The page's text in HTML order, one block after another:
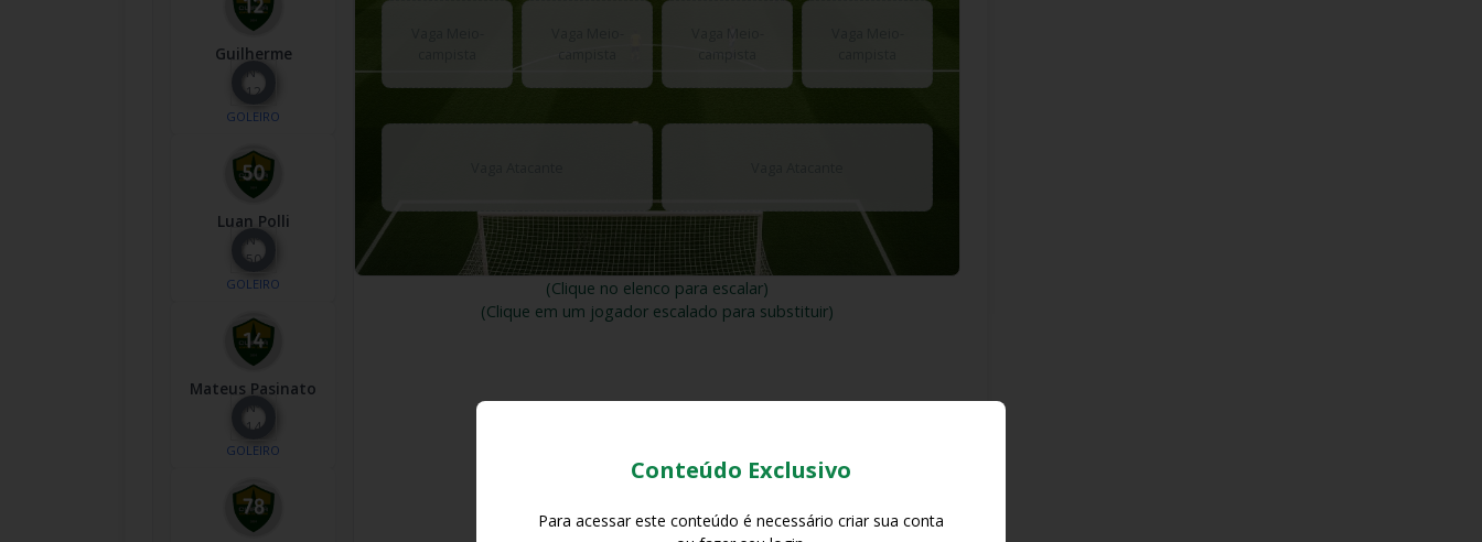
Guilherme
Nº
12
GOLEIRO
Luan Polli
Nº
50
GOLEIRO
Mateus Pasinato
Nº
14
GOLEIRO
(Clique no elenco para escalar)
(Clique em um jogador escalado para substituir)
Conteúdo Exclusivo
Para acessar este conteúdo é necessário criar sua conta